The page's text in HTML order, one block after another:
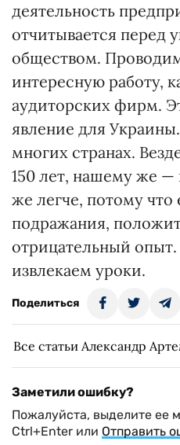
деятельность
отчитывается перед
обществом.
интересную работу,
аудиторских фирм.
явление для
многих странах.
150 лет, нашему же —
же легче, потому что
подражания,
отрицательный
извлекаем уроки.
Поделиться
Все статьи Александр
Заметили ошибку?
Пожалуйста, выделите ее
Ctrl+Enter или Отправить